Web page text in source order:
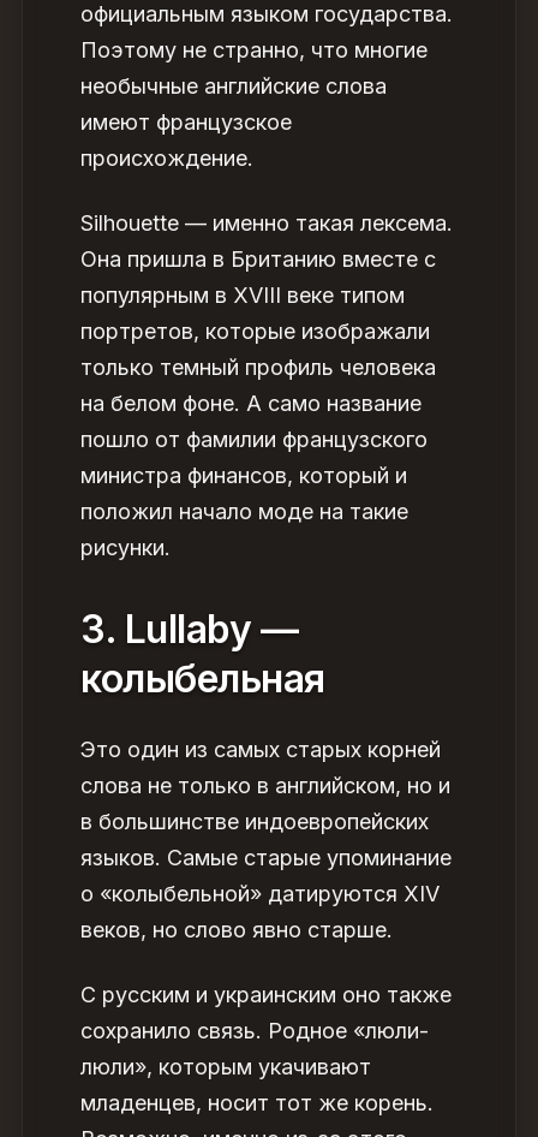
официальным языком государства.
Поэтому не странно, что многие
необычные английские слова
имеют французское
происхождение.
Silhouette — именно такая лексема.
Она пришла в Британию вместе с
популярным в XVIII веке типом
портретов, которые изображали
только темный профиль человека
на белом фоне. А само название
пошло от фамилии французского
министра финансов, который и
положил начало моде на такие
рисунки.
3. Lullaby —
колыбельная
Это один из самых старых корней
слова не только в английском, но и
в большинстве индоевропейских
языков. Самые старые упоминание
о «колыбельной» датируются XIV
веков, но слово явно старше.
С русским и украинским оно также
сохранило связь. Родное «люли-
люли», которым укачивают
младенцев, носит тот же корень.